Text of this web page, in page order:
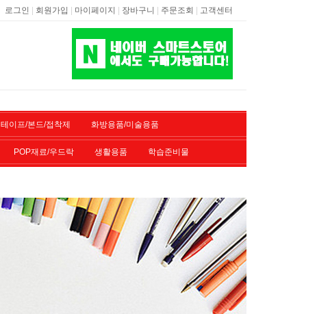
로그인 | 회원가입 | 마이페이지 | 장바구니 | 주문조회 | 고객센터
테이프/본드/접착제 화방용품/미술용품
POP재료/우드락 생활용품 학습준비물